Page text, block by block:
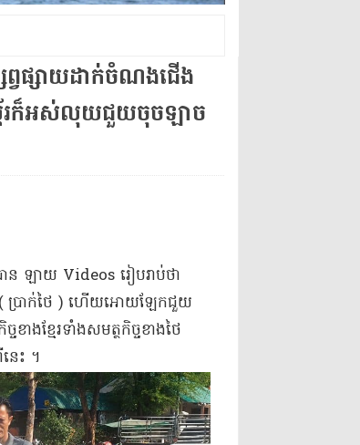
វផ្សាយ​ដាក់​ចំណងជើង​
ព័រ​ក៏​អស់​លុយ​ជួយ​ចុច​ឡា​ច​
ាន ឡាយ Videos រៀបរាប់ថា
( ប្រាក់​ថៃ ) ហើយ​អោយ​ឡែក​ជួយ​
ាង​ខ្មែរ​ទាំង​សមត្ថកិច្ច​ខាង​ថៃ
េះ ។